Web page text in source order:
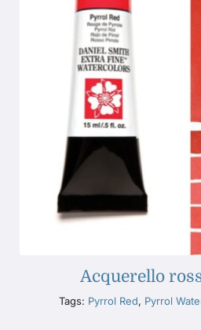
Acquerello
Tags: Pyrrol Red, Pyrrol